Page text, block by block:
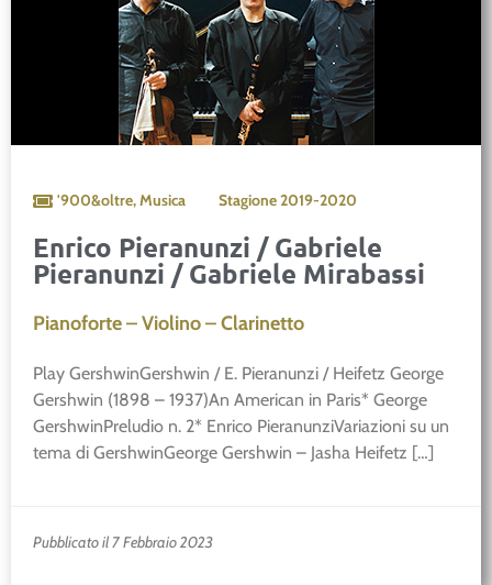
'900&oltre,Musica Stagione2019-2020
Enrico Pieranunzi / Gabriele
Pieranunzi / Gabriele Mirabassi
Pianoforte – Violino – Clarinetto
Play GershwinGershwin / E. Pieranunzi / Heifetz George
Gershwin (1898 – 1937)An American in Paris* George
GershwinPreludio n. 2* Enrico PieranunziVariazioni su un
tema di GershwinGeorge Gershwin – Jasha Heifetz […]
Pubblicato il 7 Febbraio 2023